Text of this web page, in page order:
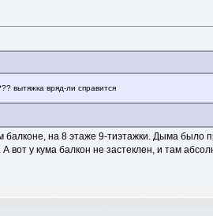
вытяжка вряд-ли справится
на 8 этаже 9-тиэтажки. Дыма было
вот у кума балкон не застеклен, и там